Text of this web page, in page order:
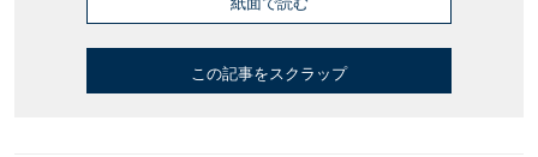
この記事をスクラップ